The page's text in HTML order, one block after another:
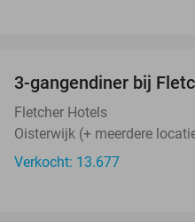
3-gangendiner bij
Fletcher Hotels
Oisterwijk (+ meerdere
Verkocht: 13.677